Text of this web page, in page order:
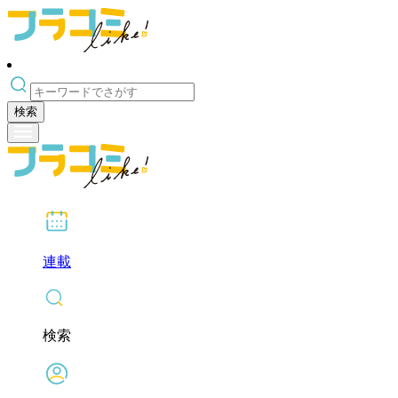
検索
連載
検索